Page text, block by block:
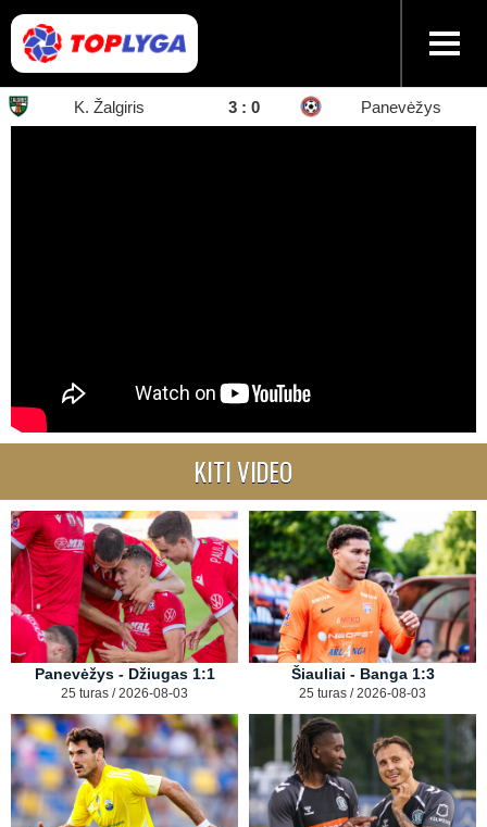
K. Žalgiris 3 : 0 Panevėžys
KITI VIDEO
Panevėžys - Džiugas 1:1
25 turas / 2026-08-03
Šiauliai - Banga 1:3
25 turas / 2026-08-03